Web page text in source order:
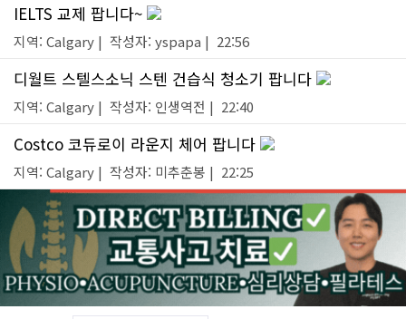
IELTS 교제 팝니다~
지역: Calgary | 작성자: yspapa | 22:56
디월트 스텔스소닉 스텐 건습식 청소기 팝니다
지역: Calgary | 작성자: 인생역전 | 22:40
Costco 코듀로이 라운지 체어 팝니다
지역: Calgary | 작성자: 미추춘봉 | 22:25